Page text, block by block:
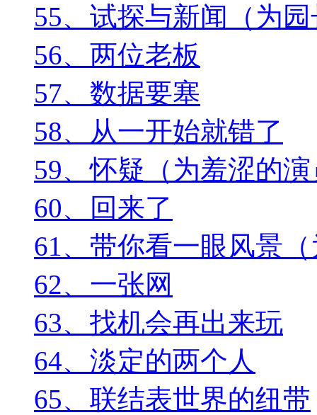
55、试探与新闻（为
56、两位老板
57、数据要塞
58、从一开始就错了
59、怀疑（为羞涩的
60、回来了
61、带你看一眼风景
62、一张网
63、找机会再出来玩
64、淡定的两个人
65、联结表世界的纽带